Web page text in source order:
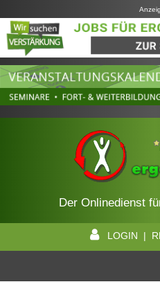
Der Onlinedienst
LOGIN |